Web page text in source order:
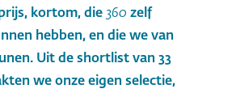
kortom, die 360 zelf
hebben, en die we van
Uit de shortlist van 33
we onze eigen selectie,